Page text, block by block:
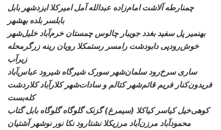
چمنارطه آلاشت امام‌زاده عبدالله آمل امیرکلا ایزدشهر بابل
بابلسر بلده بهشهر
بهنمیر پل سفید بغددجویبار چالوس چمستان خرم‌آباد خلیل‌شهر
خوش‌رودپی دابودشت رامسر رستمکلا رویان رینه زرگرمحله
زیرآب
ساری سرخ‌رود سلمان‌شهرسورک شیرگاه شیرود عباس‌آباد
فریدون‌کنار فریم قائم‌شهر کتالم و سادات‌شهر کلارآباد کلاردشت
کله‌بست
کوهی‌خیل کیاسر کیاکلا (سیمرغ) گزنک گلوگاه گلوگاه بابل گتاب
محمودآباد مرزن‌آباد مرزیکلا نشتارود نکا نور نوشهر آشتیان